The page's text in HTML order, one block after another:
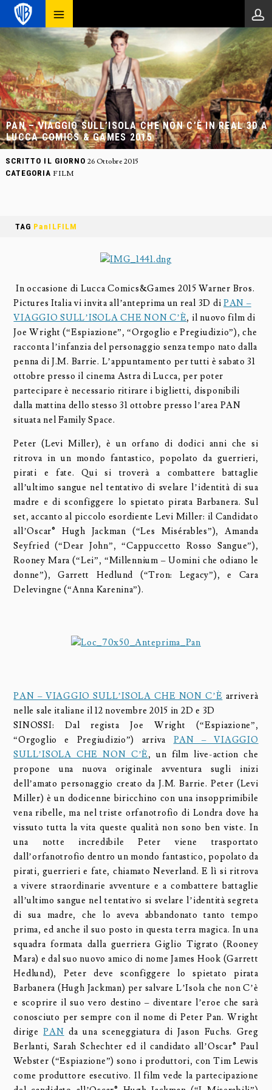
PAN – VIAGGIO SULL’ISOLA CHE NON C’È IN REAL 3D A
LUCCA COMICS & GAMES 2015
SCRITTO IL GIORNO 26 Ottobre 2015
CATEGORIA FILM
TAG PanILFILM
In occasione di Lucca Comics&Games 2015 Warner Bros.
Pictures Italia vi invita all’anteprima un real 3D diPAN –
VIAGGIO SULL’ISOLA CHE NON C’È, il nuovo film di
Joe Wright (“Espiazione”, “Orgoglio e Pregiudizio”), che
racconta l’infanzia del personaggio senza tempo nato dalla
penna di J.M. Barrie. L’appuntamento per tutti è sabato 31
ottobre presso il cinema Astra di Lucca, per poter
partecipare è necessario ritirare i biglietti, disponibili
dalla mattina dello stesso 31 ottobre presso l’area PAN
situata nel Family Space.
Peter (Levi Miller), è un orfano di dodici anni che si
ritrova in un mondo fantastico, popolato da guerrieri,
pirati e fate. Qui si troverà a combattere battaglie
all’ultimo sangue nel tentativo di svelare l’identità di sua
madre e di sconfiggere lo spietato pirata Barbanera. Sul
set, accanto al piccolo esordiente Levi Miller: il Candidato
all’Oscar® Hugh Jackman (“Les Misérables”), Amanda
Seyfried (“Dear John”, “Cappuccetto Rosso Sangue”),
Rooney Mara (“Lei”, “Millennium – Uomini che odiano le
donne”), Garrett Hedlund (“Tron: Legacy”), e Cara
Delevingne (“Anna Karenina”).
PAN – VIAGGIO SULL’ISOLA CHE NON C’È arriverà
nelle sale italiane il 12 novembre 2015 in 2D e 3D
SINOSSI: Dal regista Joe Wright (“Espiazione”,
“Orgoglio e Pregiudizio”) arriva PAN – VIAGGIO
SULL’ISOLA CHE NON C’È, un film live-action che
propone una nuova originale avventura sugli inizi
dell’amato personaggio creato da J.M. Barrie. Peter (Levi
Miller) è un dodicenne biricchino con una insopprimibile
vena ribelle, ma nel triste orfanotrofio di Londra dove ha
vissuto tutta la vita queste qualità non sono ben viste. In
una notte incredibile Peter viene trasportato
dall’orfanotrofio dentro un mondo fantastico, popolato da
pirati, guerrieri e fate, chiamato Neverland. E lì si ritrova
a vivere straordinarie avventure e a combattere battaglie
all’ultimo sangue nel tentativo si svelare l’identità segreta
di sua madre, che lo aveva abbandonato tanto tempo
prima, ed anche il suo posto in questa terra magica. In una
squadra formata dalla guerriera Giglio Tigrato (Rooney
Mara) e dal suo nuovo amico di nome James Hook (Garrett
Hedlund), Peter deve sconfiggere lo spietato pirata
Barbanera (Hugh Jackman) per salvare L’Isola che non C’è
e scoprire il suo vero destino – diventare l’eroe che sarà
conosciuto per sempre con il nome di Peter Pan. Wright
dirigePAN da una sceneggiatura di Jason Fuchs. Greg
Berlanti, Sarah Schechter ed il candidato all’Oscar® Paul
Webster (“Espiazione”) sono i produttori, con Tim Lewis
come produttore esecutivo. Il film vede la partecipazione